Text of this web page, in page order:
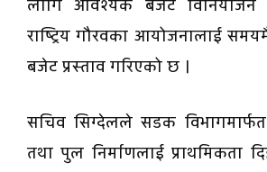
लागि आवश्यक बजेट
राष्ट्रिय गौरवका आयोजनालाई
बजेट प्रस्ताव गरिएको छ ।
सचिव सिग्देलले सडक विभागमार्फत
तथा पुल निर्माणलाई प्राथमिकता